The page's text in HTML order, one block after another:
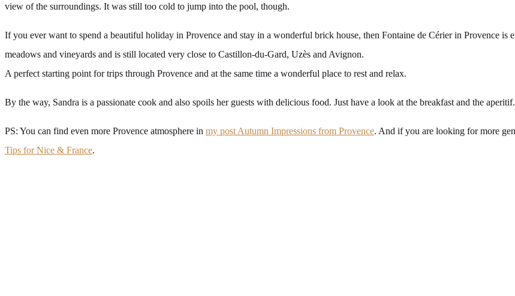
view of the surroundings. It was still too cold to jump into the pool, though.
If you ever want to spend a beautiful holiday in Provence and stay in a wonderful brick house, then Fontaine de Cérier in Provence
meadows and vineyards and is still located very close to Castillon-du-Gard, Uzès and Avignon.
A perfect starting point for trips through Provence and at the same time a wonderful place to rest and relax.
By the way, Sandra is a passionate cook and also spoils her guests with delicious food. Just have a look at the breakfast and the aperitif.
PS: You can find even more Provence atmosphere in my post Autumn Impressions from Provence. And if you are looking for more
Tips for Nice & France.